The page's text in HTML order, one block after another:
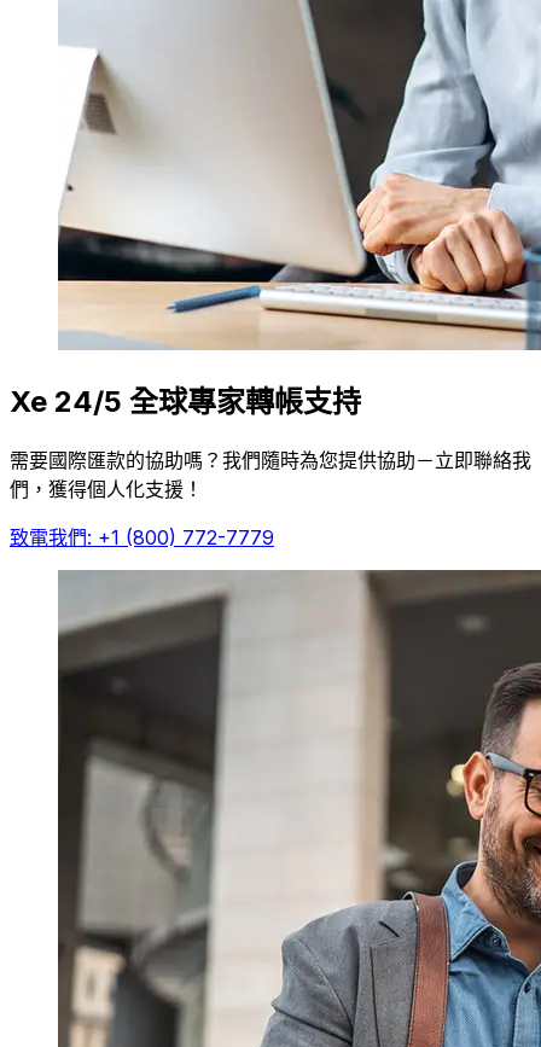
Xe 24/5 全球專家轉帳支持
需要國際匯款的協助嗎？我們隨時為您提供協助－立即聯絡我
們，獲得個人化支援！
致電我們: +1 (800) 772-7779